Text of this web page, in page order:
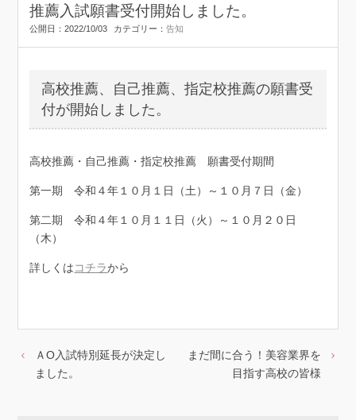
推薦入試願書受付開始しました。
公開日：2022/10/03 カテゴリー： 告知
高校推薦、自己推薦、指定校推薦の願書受
付が開始しました。
高校推薦・自己推薦・指定校推薦 願書受付期間
第一期 令和４年１０月１日（土）～１０月７日（金）
第二期 令和４年１０月１１日（火）～１０月２０日
（木）
詳しくはコチラから
ＡO入試特別延長が決定し
ました。
まだ間に合う！美容業界を
目指す高校の皆様